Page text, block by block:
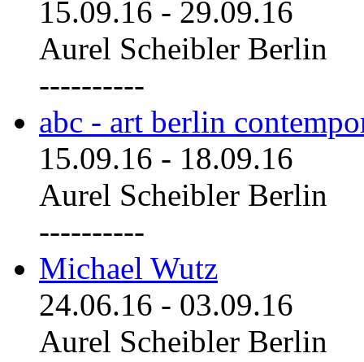
15.09.16 - 29.09.16
Aurel Scheibler Berlin
----------
abc - art berlin
15.09.16 - 18.09.16
Aurel Scheibler Berlin
----------
Michael Wutz
24.06.16 - 03.09.16
Aurel Scheibler Berlin